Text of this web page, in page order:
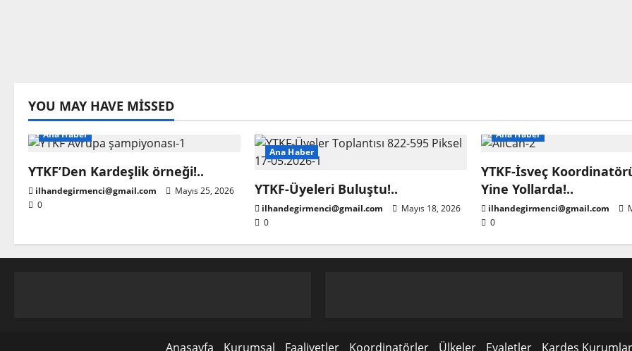
YOU MAY HAVE MISSED
Ana Haber
YTKF’Den Kardeşlik örneği!..
ilhandegirmenci@gmail.com
Mayıs 25, 2026
0
Ana Haber
YTKF-Üyeleri Buluştu!..
ilhandegirmenci@gmail.com
Mayıs 18, 2026
0
Ana Haber
YTKF-İsveç
Yine Yollarda!..
ilhandegirmenci@gmail.com
0
Anasayfa Kurumsal Faaliyetler Koordinatörler Ülkeler Eyaletler Kardeş Kurumlar